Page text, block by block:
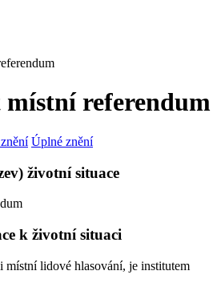
referendum
Úplné znění
životní situace
k životní situaci
místní lidové hlasování, je institutem